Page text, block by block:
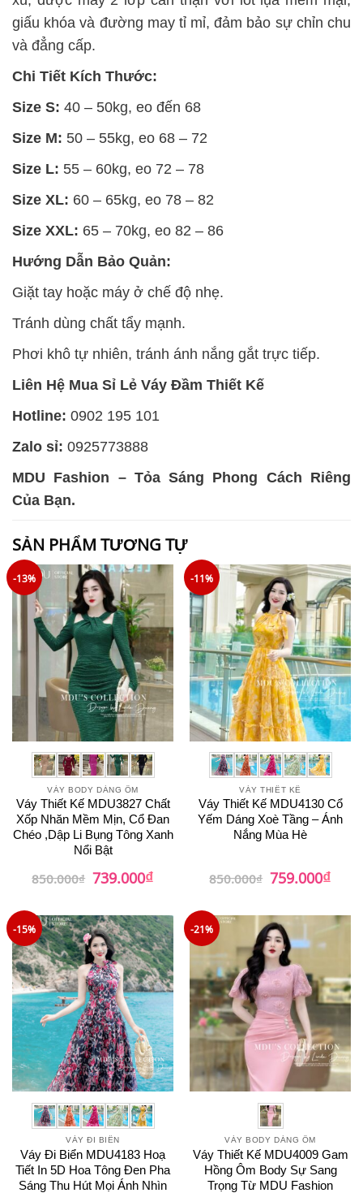
giấu khóa và đường may tỉ mỉ, đảm bảo sự chỉn chu
và đẳng cấp.
Chi Tiết Kích Thước:
Size S: 40 – 50kg, eo đến 68
Size M: 50 – 55kg, eo 68 – 72
Size L: 55 – 60kg, eo 72 – 78
Size XL: 60 – 65kg, eo 78 – 82
Size XXL: 65 – 70kg, eo 82 – 86
Hướng Dẫn Bảo Quản:
Giặt tay hoặc máy ở chế độ nhẹ.
Tránh dùng chất tẩy mạnh.
Phơi khô tự nhiên, tránh ánh nắng gắt trực tiếp.
Liên Hệ Mua Sỉ Lẻ Váy Đầm Thiết Kế
Hotline: 0902 195 101
Zalo sỉ: 0925773888
MDU Fashion – Tỏa Sáng Phong Cách Riêng
Của Bạn.
SẢN PHẨM TƯƠNG TỰ
-13%
VÁY BODY DÁNG ÔM
Váy Thiết Kế MDU3827 Chất
Xốp Nhăn Mềm Mịn, Cổ Đan
Chéo ,Dập Li Bụng Tông Xanh
Nổi Bật
850.000₫ Giá
gốc
739.000₫Giá
hiện
739.000₫.
-11%
VÁY THIẾT KẾ
Váy Thiết Kế MDU4130 Cổ
Yếm Dáng Xoè Tầng – Ánh
Nắng Mùa Hè
850.000₫ Giá
gốc
759.000₫Giá
hiện
-15%
VÁY ĐI BIỂN
Váy Đi Biển MDU4183 Hoạ
Tiết In 5D Hoa Tông Đen Pha
Sáng Thu Hút Mọi Ánh Nhìn
-21%
VÁY BODY DÁNG ÔM
Váy Thiết Kế MDU4009 Gam
Hồng Ôm Body Sự Sang
Trọng Từ MDU Fashion